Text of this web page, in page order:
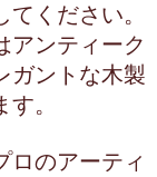
ください。
アンティーク
ガントな木製
。
ロのアーティ